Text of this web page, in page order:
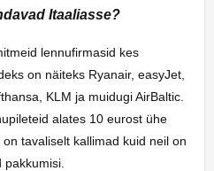
Itaaliasse?
lennufirmasid kes
on näiteks Ryanair, easyJet,
KLM ja muidugi AirBaltic.
alates 10 eurost ühe
tavaliselt kallimad kuid neil on